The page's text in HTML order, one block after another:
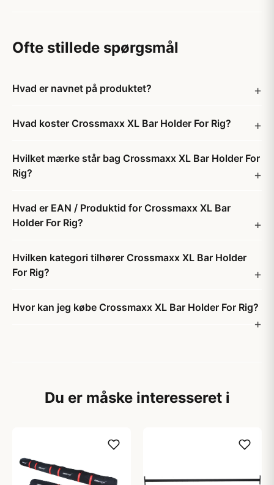
Ofte stillede spørgsmål
Hvad er navnet på produktet?
Hvad koster Crossmaxx XL Bar Holder For Rig?
Hvilket mærke står bag Crossmaxx XL Bar Holder For
Rig?
Hvad er EAN / Produktid for Crossmaxx XL Bar
Holder For Rig?
Hvilken kategori tilhører Crossmaxx XL Bar Holder
For Rig?
Hvor kan jeg købe Crossmaxx XL Bar Holder For Rig?
Du er måske interesseret i